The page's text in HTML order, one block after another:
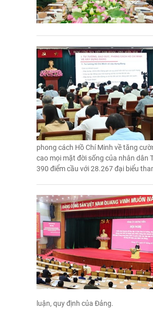
phong cách Hồ Chí Minh về tăng
cao mọi mặt đời sống của nhân dân
390 điểm cầu với 28.267 đại biểu
luận, quy định của Đảng.